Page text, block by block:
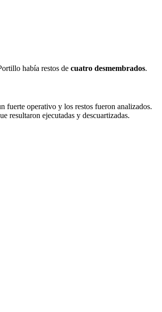
había restos de cuatro desmembrados.
fuerte operativo y los restos fueron analizados.
resultaron ejecutadas y descuartizadas.